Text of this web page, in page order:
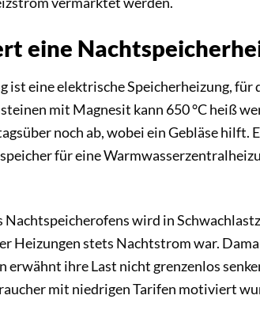
eine
ist eine elektrische Speicherheizung,
mit Magnesit kann 650 °C heiß
noch ab, wobei ein Gebläse
für eine
Nachtspeicherofens wird in
Heizungen stets Nachtstrom war.
erwähnt ihre Last nicht grenzenlos
mit niedrigen Tarifen motiviert